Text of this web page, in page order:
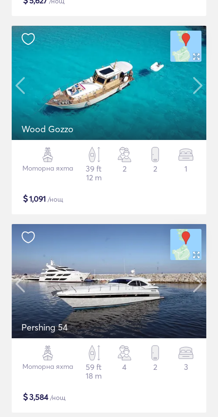
Wood Gozzo
Моторна яхта
39 ft
12 m
2 2 1
$1,091 /нощ
Pershing 54
Моторна яхта
59 ft
18 m
4 2 3
$3,584/нощ